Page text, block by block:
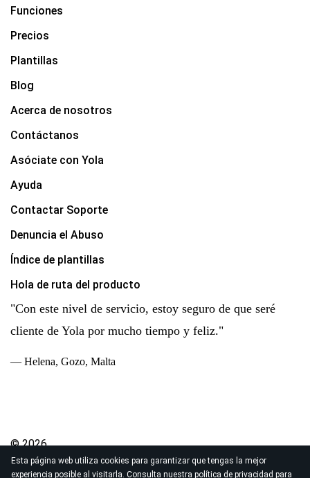
Esta página web utiliza cookies para garantizar que tengas la mejor
experiencia posible al visitarla. Consulta nuestra política de privacidad para
Funciones
Precios
Plantillas
Blog
Acerca de nosotros
Contáctanos
Asóciate con Yola
Ayuda
Contactar Soporte
Denuncia el Abuso
Índice de plantillas
Hola de ruta del producto
"Con este nivel de servicio, estoy seguro de que seré
cliente de Yola por mucho tiempo y feliz."
— Helena, Gozo, Malta
© 2026
Derechos de autor Yola Inc. Todos los derechos